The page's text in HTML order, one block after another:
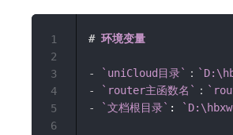
# 环境变量
- `uniCloud目录` ：
-
`router主函数名` ：
-
`文档根目录` :
1
2
3
4
5
6